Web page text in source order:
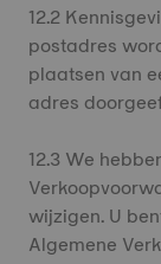
12.2
postadres
plaatsen van
adres
12.3 We
wijzigen. U
Algemene